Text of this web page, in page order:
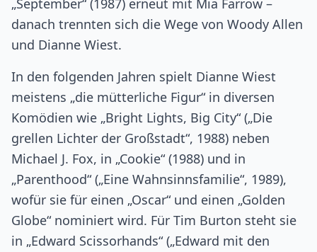
„September“ (1987) erneut mit Mia Farrow –
danach trennten sich die Wege von Woody Allen
und Dianne Wiest.
In den folgenden Jahren spielt Dianne Wiest
meistens „die mütterliche Figur“ in diversen
Komödien wie „Bright Lights, Big City“ („Die
grellen Lichter der Großstadt“, 1988) neben
Michael J. Fox, in „Cookie“ (1988) und in
„Parenthood“ („Eine Wahnsinnsfamilie“, 1989),
wofür sie für einen „Oscar“ und einen „Golden
Globe“ nominiert wird. Für Tim Burton steht sie
in „Edward Scissorhands“ („Edward mit den